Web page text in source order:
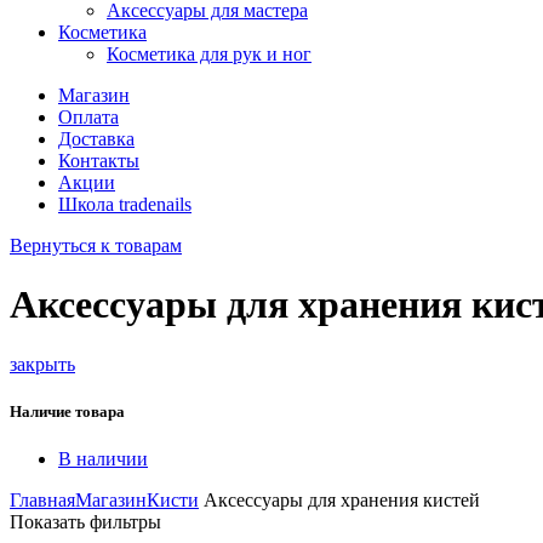
Аксессуары для мастера
Косметика
Косметика для рук и ног
Магазин
Оплата
Доставка
Контакты
Акции
Школа tradenails
Вернуться к товарам
Аксессуары для хранения
закрыть
Наличие товара
В наличии
ГлавнаяМагазинКисти Аксессуары для хранения кистей
Показать фильтры